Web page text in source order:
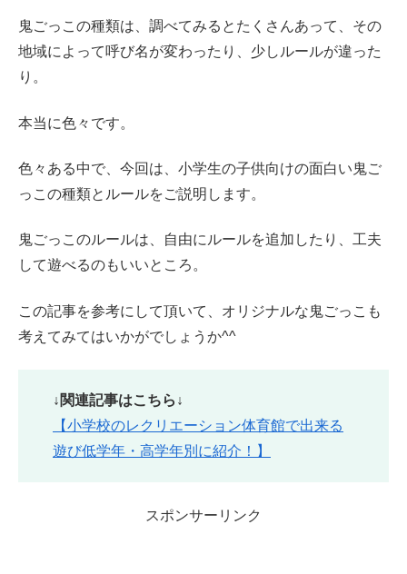
鬼ごっこの種類は、調べてみるとたくさんあって、その
地域によって呼び名が変わったり、少しルールが違った
り。
本当に色々です。
色々ある中で、今回は、小学生の子供向けの面白い鬼ご
っこの種類とルールをご説明します。
鬼ごっこのルールは、自由にルールを追加したり、工夫
して遊べるのもいいところ。
この記事を参考にして頂いて、オリジナルな鬼ごっこも
考えてみてはいかがでしょうか^^
↓関連記事はこちら↓
【小学校のレクリエーション体育館で出来る
遊び低学年・高学年別に紹介！】
スポンサーリンク